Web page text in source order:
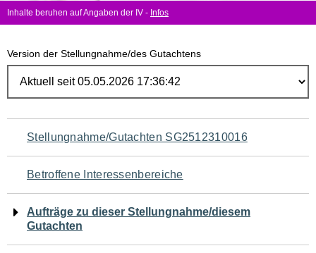
Inhalte beruhen auf Angaben der IV - Infos
Version der Stellungnahme/des Gutachtens
Navigation
für
den
Seiteninhalt
Stellungnahme/Gutachten SG2512310016
Betroffene Interessenbereiche
Aufträge zu dieser Stellungnahme/diesem
Gutachten